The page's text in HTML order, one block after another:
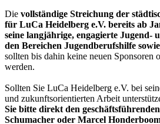
Die vollständige Streichung der
für LuCa Heidelberg e.V. bereits ab
seine langjährige, engagierte Jugend-
den Bereichen Jugendberufshilfe
sollten bis dahin keine neuen Sponsoren
werden.
Sollten Sie LuCa Heidelberg e.V. bei
und zukunftsorientierten Arbeit
Sie bitte direkt den
Schumacher oder Marcel